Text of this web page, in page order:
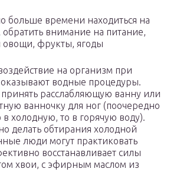
больше времени находиться на
обратить внимание на питание,
овощи, фрукты, ягоды
на организм при
водные процедуры.
расслабляющую ванну или
ванночку для ног (поочередно
в холодную, то в горячую воду).
делать обтирания холодной
люди могут практиковать
восстанавливает силы
хвои, с эфирным маслом из